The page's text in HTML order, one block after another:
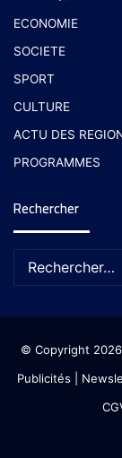
ECONOMIE
SOCIETE
SPORT
CULTURE
ACTU DES
PROGRAMMES
Rechercher
© Copyright
Publicités